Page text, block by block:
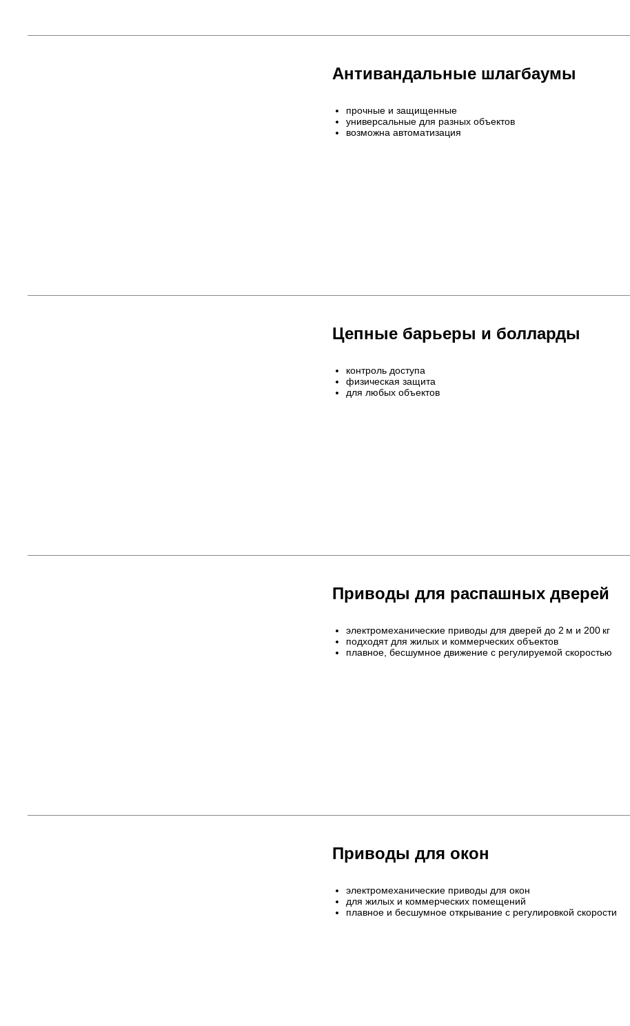
Антивандальные шлагбаумы
прочные и защищенные
универсальные для разных объектов
возможна автоматизация
Цепные барьеры и болларды
контроль доступа
физическая защита
для любых объектов
Приводы для распашных дверей
электромеханические приводы для дверей до 2 м и 200 кг
подходят для жилых и коммерческих объектов
плавное, бесшумное движение с регулируемой скоростью
Приводы для окон
электромеханические приводы для окон
для жилых и коммерческих помещений
плавное и бесшумное открывание с регулировкой скорости